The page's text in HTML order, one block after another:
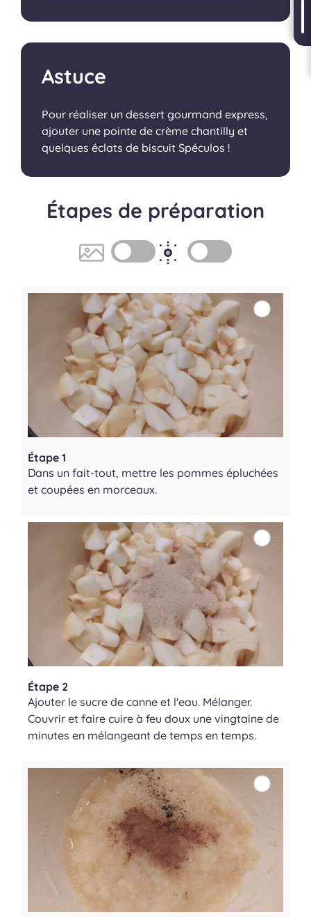
Astuce
Pour réaliser un dessert gourmand express,
ajouter une pointe de crème chantilly et
quelques éclats de biscuit Spéculos !
Étapes de préparation
Étape 1
Dans un fait-tout, mettre les pommes épluchées
et coupées en morceaux.
Étape 2
Ajouter le sucre de canne et l'eau. Mélanger.
Couvrir et faire cuire à feu doux une vingtaine de
minutes en mélangeant de temps en temps.